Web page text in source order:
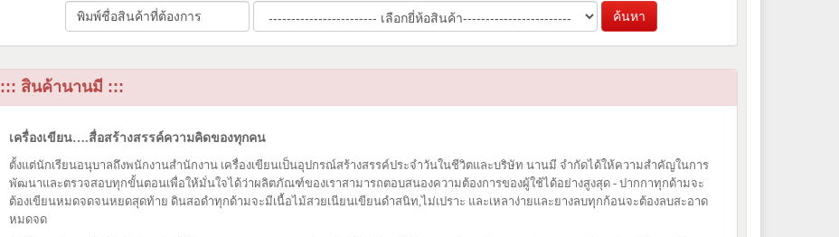
Email
address
ค้นหา
::: สินค้านานมี :::
เครื่องเขียน….สื่อสร้างสรรค์ความคิดของทุกคน
ตั้งแต่นักเรียนอนุบาลถึงพนักงานสำนักงาน เครื่องเขียนเป็นอุปกรณ์สร้างสรรค์ประจำวันในชีวิตและบริษัท นานมี จำกัดได้ให้ความสำคัญในการ
พัฒนาและตรวจสอบทุกขั้นตอนเพื่อให้มั่นใจได้ว่าผลิตภัณฑ์ของเราสามารถตอบสนองความต้องการของผู้ใช้ได้อย่างสูงสุด - ปากกาทุกด้ามจะ
ต้องเขียนหมดจดจนหยดสุดท้าย ดินสอดำทุกด้ามจะมีเนื้อไม้สวยเนียนเขียนดำสนิท,ไม่เปราะ และเหลาง่ายและยางลบทุกก้อนจะต้องลบสะอาด
หมดจด